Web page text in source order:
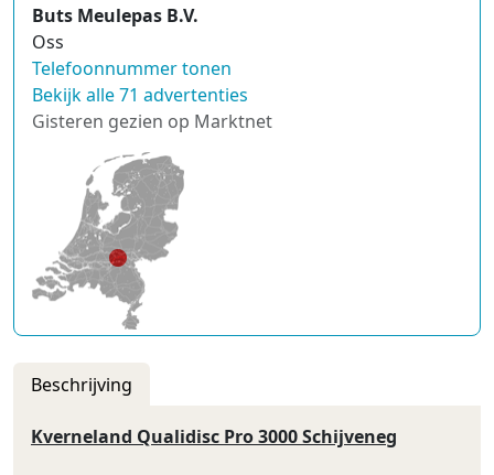
Buts Meulepas B.V.
Oss
Telefoonnummer tonen
Bekijk alle 71 advertenties
Gisteren gezien op Marktnet
Beschrijving
Kverneland Qualidisc Pro 3000 Schijveneg